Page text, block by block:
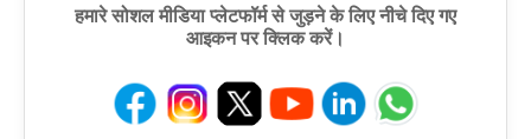
हमारे सोशल मीडिया प्लेटफॉर्म से जुड़ने के लिए नीचे दिए गए
आइकन पर क्लिक करें।